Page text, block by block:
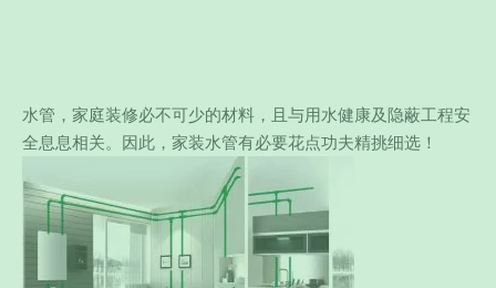
水管，家庭装修必不可少的材料，且与用水健康及隐蔽工程安
全息息相关。因此，家装水管有必要花点功夫精挑细选！